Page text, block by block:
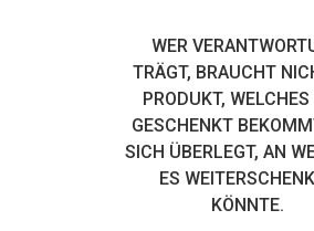
WER
TRÄGT, BRAUCHT
PRODUKT,
GESCHENKT
SICH ÜBERLEGT, AN
ES
KÖNNTE.